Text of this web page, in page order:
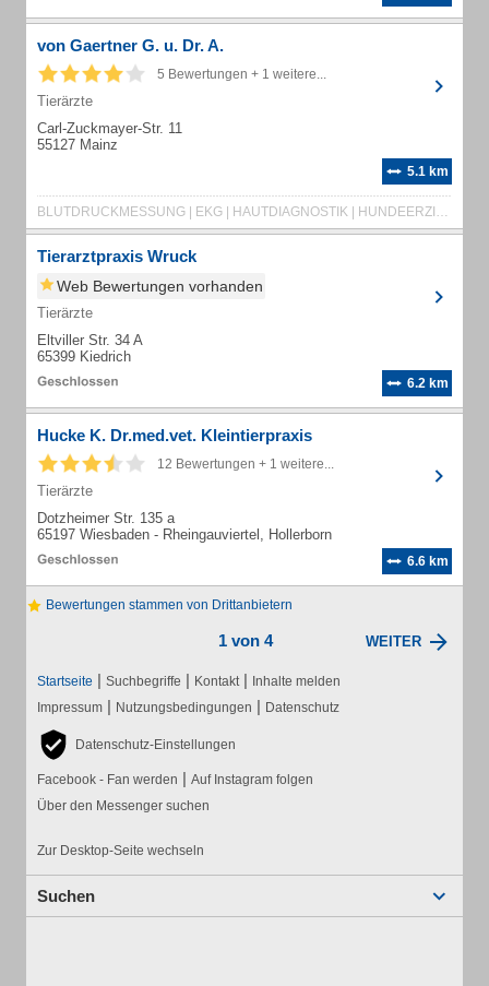
von Gaertner G. u. Dr. A.
5 Bewertungen + 1 weitere...
Tierärzte
Carl-Zuckmayer-Str. 11
55127 Mainz
5.1 km
BLUTDRUCKMESSUNG | EKG | HAUTDIAGNOSTIK | HUNDEERZIEHUNG | IMPFUNG | INFUSIONSTHERAPIE
Tierarztpraxis Wruck
Web Bewertungen vorhanden
Tierärzte
Eltviller Str. 34 A
65399 Kiedrich
6.2 km
Hucke K. Dr.med.vet. Kleintierpraxis
12 Bewertungen + 1 weitere...
Tierärzte
Dotzheimer Str. 135 a
65197 Wiesbaden - Rheingauviertel, Hollerborn
6.6 km
Bewertungen stammen von Drittanbietern
1 von 4 WEITER
Startseite | Suchbegriffe | Kontakt | Inhalte melden
Impressum | Nutzungsbedingungen | Datenschutz
Datenschutz-Einstellungen
Facebook - Fan werden | Auf Instagram folgen
Über den Messenger suchen
Zur Desktop-Seite wechseln
Suchen